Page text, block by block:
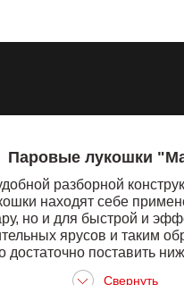
Паровые лукошки
разборной
находят себе
но и для быстрой и
ярусов и таким
достаточно поставить